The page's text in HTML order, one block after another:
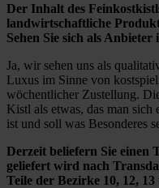
Der Inhalt des
landwirtschaftliche
Sehen Sie sich als Anbieter
Ja, wir sehen uns als
Luxus im Sinne von
wöchentlicher Zustellung.
Kistl als etwas, das man
ist und soll was Besonderes
Derzeit beliefern Sie einen
geliefert wird nach
Teile der Bezirke 10, 12,